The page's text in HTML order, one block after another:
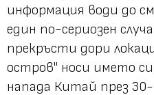
информация води до
един по-сериозен
прекръсти дори
остров" носи името
напада Китай през